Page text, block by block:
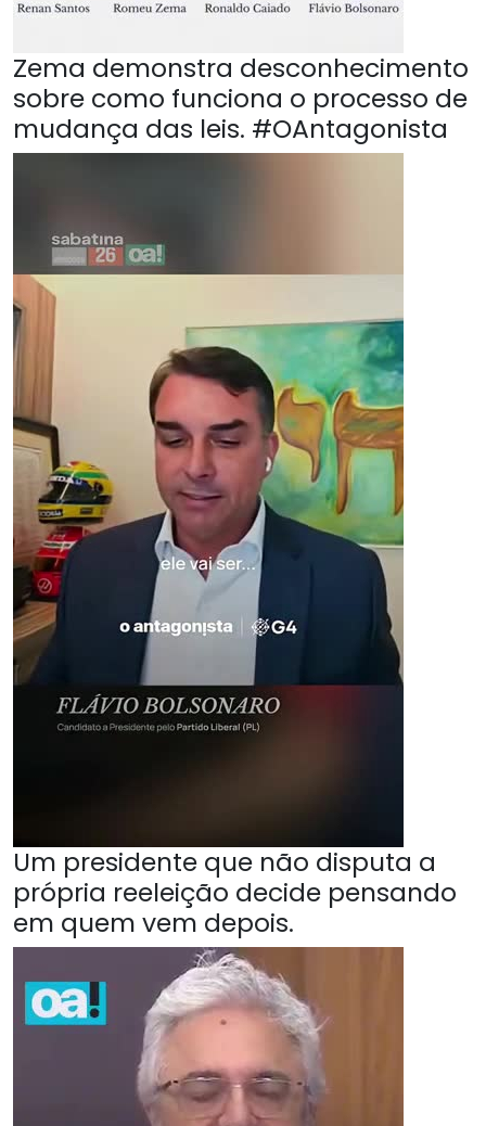
Zema demonstra desconhecimento
sobre como funciona o processo de
mudança das leis. #OAntagonista
Um presidente que não disputa a
própria reeleição decide pensando
em quem vem depois.